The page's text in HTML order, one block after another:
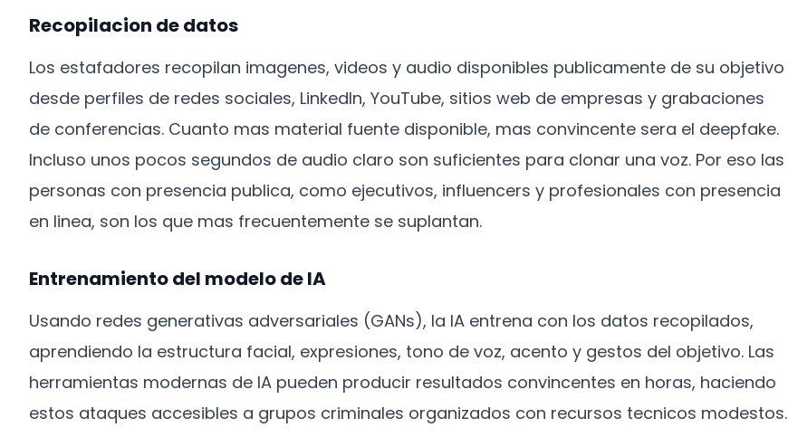
Recopilacion de datos
Los estafadores recopilan imagenes, videos y audio disponibles publicamente de su objetivo
desde perfiles de redes sociales, LinkedIn, YouTube, sitios web de empresas y grabaciones
de conferencias. Cuanto mas material fuente disponible, mas convincente sera el deepfake.
Incluso unos pocos segundos de audio claro son suficientes para clonar una voz. Por eso las
personas con presencia publica, como ejecutivos, influencers y profesionales con presencia
en linea, son los que mas frecuentemente se suplantan.
Entrenamiento del modelo de IA
Usando redes generativas adversariales (GANs), la IA entrena con los datos recopilados,
aprendiendo la estructura facial, expresiones, tono de voz, acento y gestos del objetivo. Las
herramientas modernas de IA pueden producir resultados convincentes en horas, haciendo
estos ataques accesibles a grupos criminales organizados con recursos tecnicos modestos.